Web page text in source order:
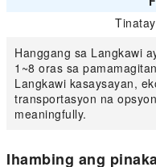
Hanggang sa Langkawi
1~8 oras sa
Langkawi kasaysayan,
transportasyon na
meaningfully.
Ihambing ang